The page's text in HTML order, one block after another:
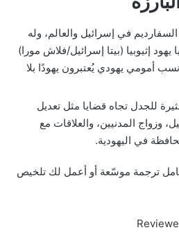
في إسرائيل والعالم، وله
إثيوبيا (بيتا إسرائيل/فلاش مورا)
أمومي يهودي يُعتبرون يهودًا بلا
للجدل تجاه قضايا مثل تعديل
وزواج المدنيين، والعلاقات مع
في اليهودية.
ترجمة موسّعة أو أعمل لك تلخيص